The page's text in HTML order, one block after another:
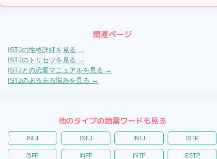
関連ページ
ISTJの性格詳細を見る →
ISTJのトリセツを見る →
ISTJとの恋愛マニュアルを見る →
ISTJのあるある悩みを見る →
他のタイプの地雷ワードも見る
ISFJ INFJ INTJ ISTP
ISFP INFP INTP ESTP